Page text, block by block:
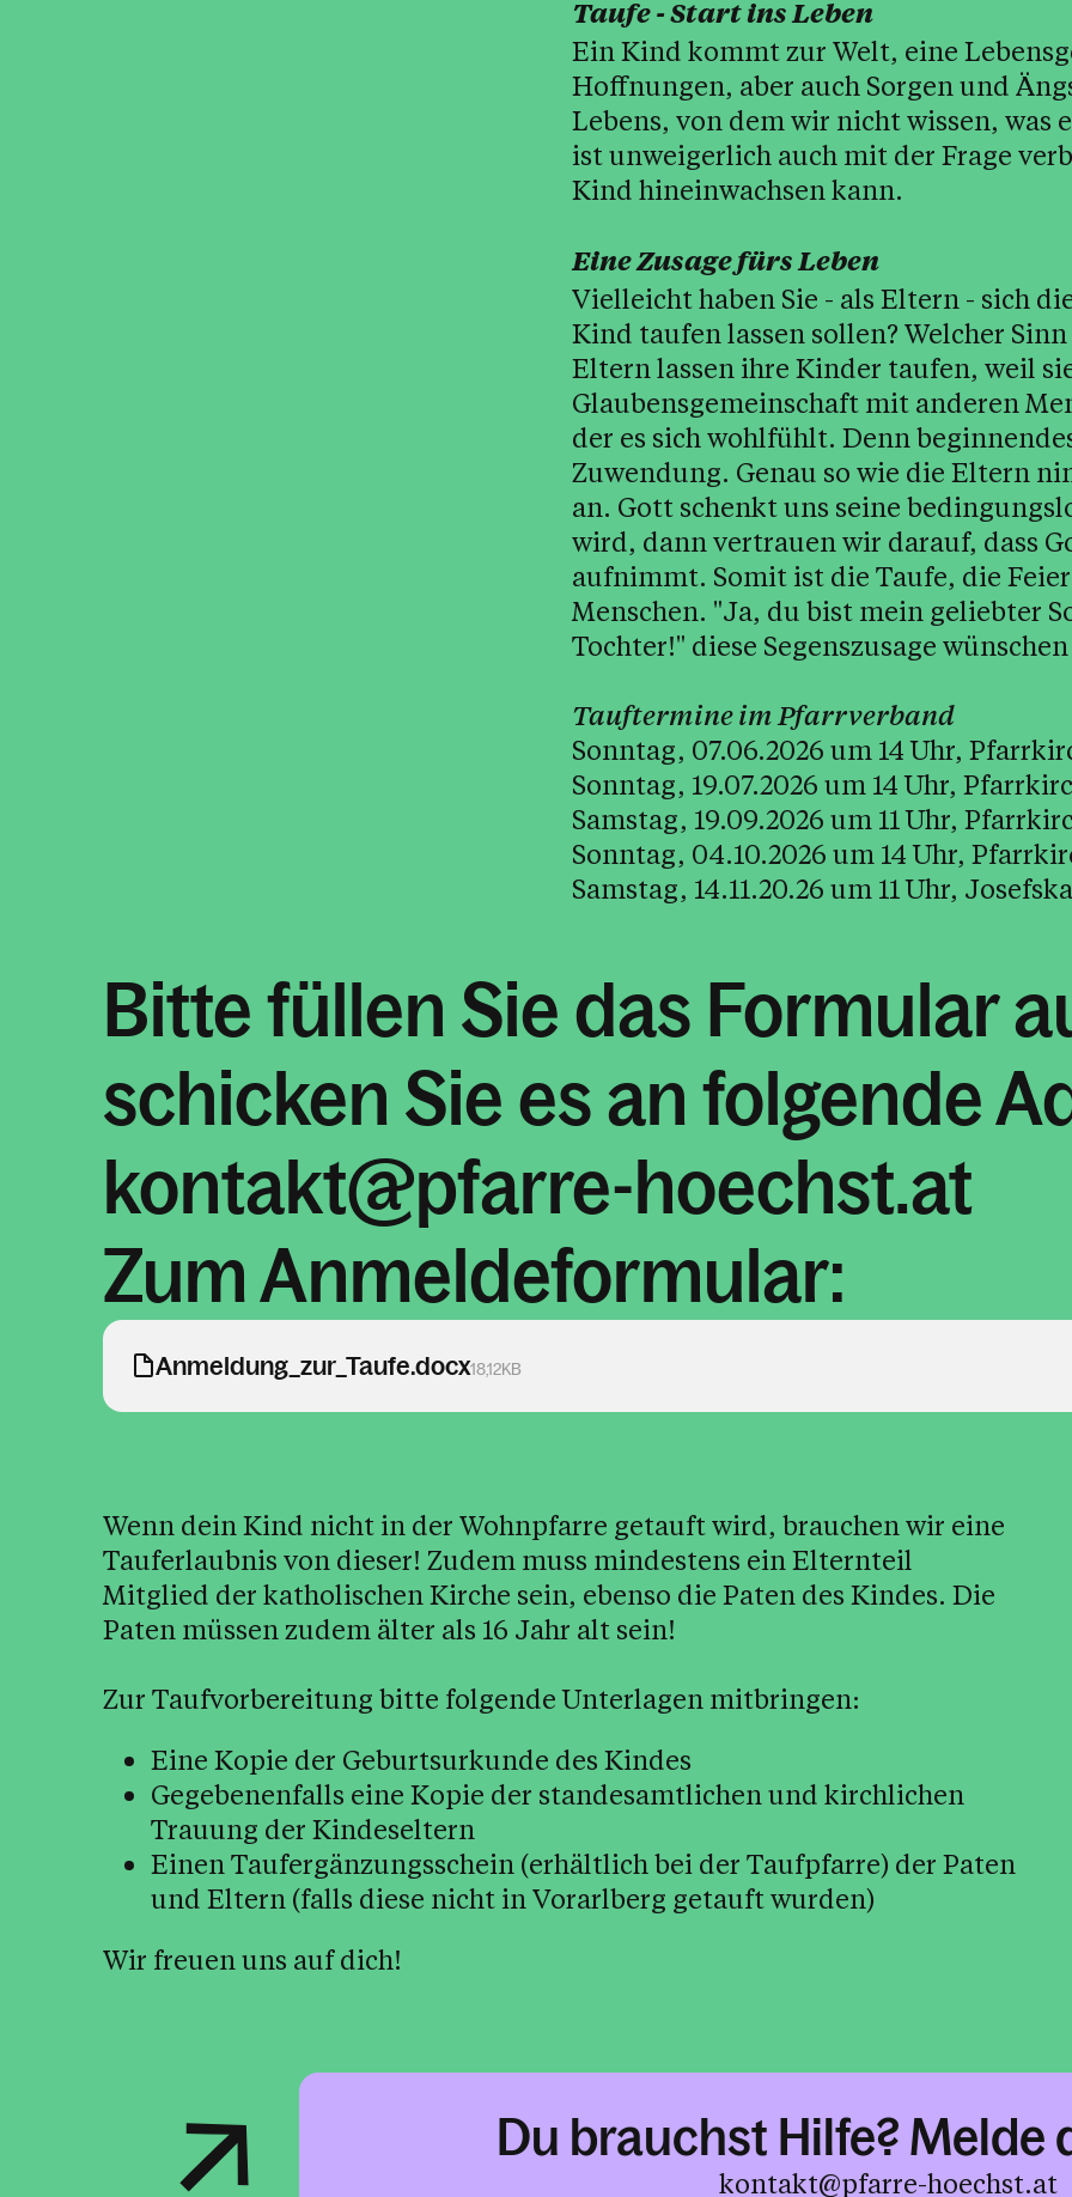
Taufe - Start ins Leben
Ein Kind kommt zur Welt, eine
Hoffnungen, aber auch Sorgen und
Lebens, von dem wir nicht wissen, was
ist unweigerlich auch mit der Frage
Kind hineinwachsen kann.
Eine Zusage fürs Leben
Vielleicht haben Sie - als Eltern - sich
Kind taufen lassen sollen? Welcher
Eltern lassen ihre Kinder taufen, weil
Glaubensgemeinschaft mit anderen
der es sich wohlfühlt. Denn
Zuwendung. Genau so wie die Eltern
an. Gott schenkt uns seine
wird, dann vertrauen wir darauf, dass
aufnimmt. Somit ist die Taufe, die
Menschen. "Ja, du bist mein geliebter
Tochter!" diese Segenszusage
Tauftermine im Pfarrverband
Sonntag, 07.06.2026 um 14 Uhr,
Sonntag, 19.07.2026 um 14 Uhr,
Samstag, 19.09.2026 um 11 Uhr,
Sonntag, 04.10.2026 um 14 Uhr,
Samstag, 14.11.20.26 um 11 Uhr,
Bitte füllen Sie das Formular
schicken Sie es an folgende
kontakt@pfarre-hoechst.at
Zum Anmeldeformular:
Anmeldung_zur_Taufe.docx18,12KB
Wenn dein Kind nicht in der Wohnpfarre getauft wird, brauchen wir eine
Tauferlaubnis von dieser! Zudem muss mindestens ein Elternteil
Mitglied der katholischen Kirche sein, ebenso die Paten des Kindes. Die
Paten müssen zudem älter als 16 Jahr alt sein!
Zur Taufvorbereitung bitte folgende Unterlagen mitbringen:
Eine Kopie der Geburtsurkunde des Kindes
Gegebenenfalls eine Kopie der standesamtlichen und kirchlichen
Trauung der Kindeseltern
Einen Taufergänzungsschein (erhältlich bei der Taufpfarre) der Paten
und Eltern (falls diese nicht in Vorarlberg getauft wurden)
Wir freuen uns auf dich!
Du brauchst Hilfe? Melde
kontakt@pfarre-hoechst.at